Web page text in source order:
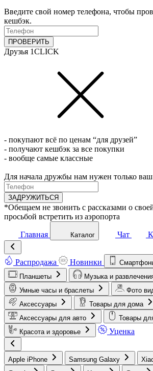
Введите свой номер телефона, чтобы
кешбэк.
ПРОВЕРИТЬ
Друзья 1CLICK
- покупают всё по ценам “для друзей”
- получают кешбэк за все покупки
- вообще самые классные
Для начала дружбы нам нужен только
ЗАДРУЖИТЬСЯ
*Обещаем не звонить с рассказами о
просьбой встретить из аэропорта
Главная Каталог Чат
Распродажа Новинки
Планшеты
Музыка и
Умные часы и браслеты
Фото
Аксессуары
Товары для дома
Аксессуары для авто
Товары
Красота и здоровье
Уценка
Apple iPhone Samsung Galaxy